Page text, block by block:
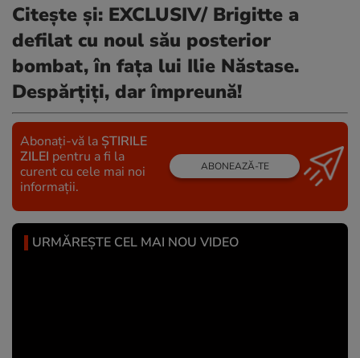
Citește și: EXCLUSIV/ Brigitte a
defilat cu noul său posterior
bombat, în fața lui Ilie Năstase.
Despărțiți, dar împreună!
Abonați-vă la ȘTIRILE
ZILEI pentru a fi la
curent cu cele mai noi
informații.
ABONEAZĂ-TE
URMĂREȘTE CEL MAI NOU VIDEO